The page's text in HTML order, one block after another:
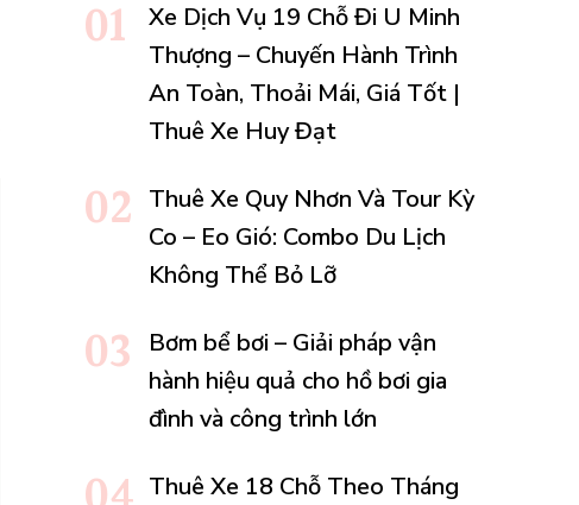
Xe Dịch Vụ 19 Chỗ Đi U Minh
Thượng – Chuyến Hành Trình
An Toàn, Thoải Mái, Giá Tốt |
Thuê Xe Huy Đạt
Thuê Xe Quy Nhơn Và Tour Kỳ
Co – Eo Gió: Combo Du Lịch
Không Thể Bỏ Lỡ
Bơm bể bơi – Giải pháp vận
hành hiệu quả cho hồ bơi gia
đình và công trình lớn
Thuê Xe 18 Chỗ Theo Tháng